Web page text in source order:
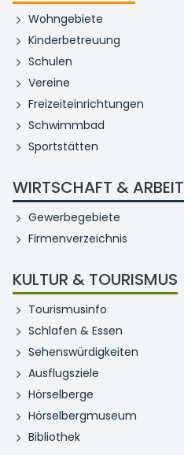
Wohngebiete
Kinderbetreuung
Schulen
Vereine
Freizeiteinrichtungen
Schwimmbad
Sportstätten
WIRTSCHAFT & ARBEIT
Gewerbegebiete
Firmenverzeichnis
KULTUR & TOURISMUS
Tourismusinfo
Schlafen & Essen
Sehenswürdigkeiten
Ausflugsziele
Hörselberge
Hörselbergmuseum
Bibliothek